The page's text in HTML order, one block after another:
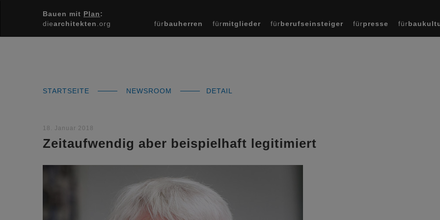
Bauen mit Plan:
diearchitekten .org fürbauherren fürmitglieder fürberufseinsteiger fürpresse für
STARTSEITE NEWSROOM DETAIL
18. Januar 2018
Zeitaufwendig aber beispielhaft legitimiert